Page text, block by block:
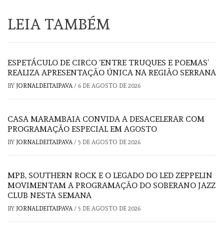
LEIA TAMBÉM
ESPETÁCULO DE CIRCO ‘ENTRE TRUQUES E POEMAS’
REALIZA APRESENTAÇÃO ÚNICA NA REGIÃO SERRANA
BY JORNALDEITAIPAVA/ 6 DE AGOSTO DE 2026
CASA MARAMBAIA CONVIDA A DESACELERAR COM
PROGRAMAÇÃO ESPECIAL EM AGOSTO
BY JORNALDEITAIPAVA/ 5 DE AGOSTO DE 2026
MPB, SOUTHERN ROCK E O LEGADO DO LED ZEPPELIN
MOVIMENTAM A PROGRAMAÇÃO DO SOBERANO JAZZ
CLUB NESTA SEMANA
BY JORNALDEITAIPAVA/ 5 DE AGOSTO DE 2026